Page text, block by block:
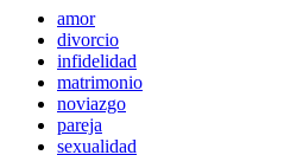
amor
divorcio
infidelidad
matrimonio
noviazgo
pareja
sexualidad